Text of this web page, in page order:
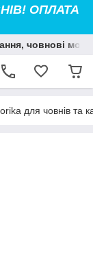
ОПЛАТА
човнові
для човнів та